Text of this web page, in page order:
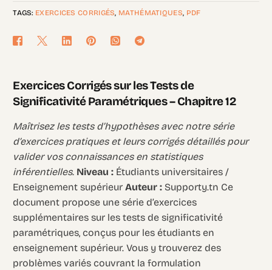
TAGS: EXERCICES CORRIGÉS, MATHÉMATIQUES, PDF
Exercices Corrigés sur les Tests de
Significativité Paramétriques – Chapitre 12
Maîtrisez les tests d’hypothèses avec notre série
d’exercices pratiques et leurs corrigés détaillés pour
valider vos connaissances en statistiques
inférentielles. Niveau : Étudiants universitaires /
Enseignement supérieurAuteur : Supporty.tn Ce
document propose une série d’exercices
supplémentaires sur les tests de significativité
paramétriques, conçus pour les étudiants en
enseignement supérieur. Vous y trouverez des
problèmes variés couvrant la formulation